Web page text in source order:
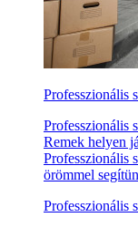
Professzionális
Professzionális
Remek helyen
Professzionális
örömmel
Professzionális